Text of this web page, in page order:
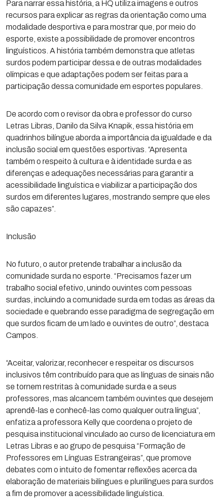
Para narrar essa história, a HQ utiliza imagens e outros
recursos para explicar as regras da orientação como uma
modalidade desportiva e para mostrar que, por meio do
esporte, existe a possibilidade de promover encontros
linguísticos. A história também demonstra que atletas
surdos podem participar dessa e de outras modalidades
olímpicas e que adaptações podem ser feitas para a
participação dessa comunidade em esportes populares.
De acordo com o revisor da obra e professor do curso
Letras Libras, Danilo da Silva Knapik, essa história em
quadrinhos bilíngue aborda a importância da igualdade e da
inclusão social em questões esportivas. “Apresenta
também o respeito à cultura e à identidade surda e as
diferenças e adequações necessárias para garantir a
acessibilidade linguística e viabilizar a participação dos
surdos em diferentes lugares, mostrando sempre que eles
são capazes”.
Inclusão
No futuro, o autor pretende trabalhar a inclusão da
comunidade surda no esporte. “Precisamos fazer um
trabalho social efetivo, unindo ouvintes com pessoas
surdas, incluindo a comunidade surda em todas as áreas da
sociedade e quebrando esse paradigma de segregação em
que surdos ficam de um lado e ouvintes de outro”, destaca
Campos.
“Aceitar, valorizar, reconhecer e respeitar os discursos
inclusivos têm contribuído para que as línguas de sinais não
se tornem restritas à comunidade surda e a seus
professores, mas alcancem também ouvintes que desejem
aprendê-las e conhecê-las como qualquer outra língua”,
enfatiza a professora Kelly que coordena o projeto de
pesquisa institucional vinculado ao curso de licenciatura em
Letras Libras e ao grupo de pesquisa “Formação de
Professores em Línguas Estrangeiras”, que promove
debates com o intuito de fomentar reflexões acerca da
elaboração de materiais bilíngues e plurilíngues para surdos
a fim de promover a acessibilidade linguística.